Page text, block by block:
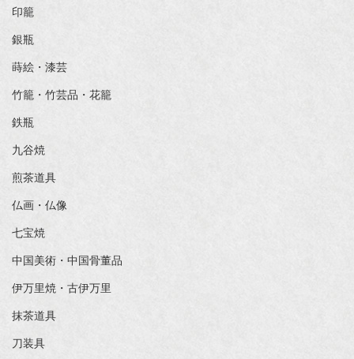
印籠
銀瓶
蒔絵・漆芸
竹籠・竹芸品・花籠
鉄瓶
九谷焼
煎茶道具
仏画・仏像
七宝焼
中国美術・中国骨董品
伊万里焼・古伊万里
抹茶道具
刀装具